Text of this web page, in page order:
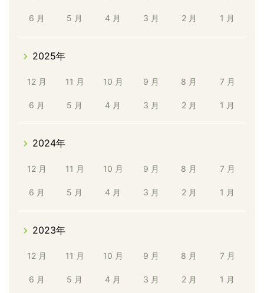
6 月 5 月 4 月 3 月 2 月 1 月
2025年
12 月 11 月 10 月 9 月 8 月 7 月
6 月 5 月 4 月 3 月 2 月 1 月
2024年
12 月 11 月 10 月 9 月 8 月 7 月
6 月 5 月 4 月 3 月 2 月 1 月
2023年
12 月 11 月 10 月 9 月 8 月 7 月
6 月 5 月 4 月 3 月 2 月 1 月